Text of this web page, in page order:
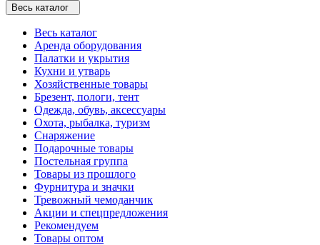
Весь каталог
Весь каталог
Аренда оборудования
Палатки и укрытия
Кухни и утварь
Хозяйственные товары
Брезент, пологи, тент
Одежда, обувь, аксессуары
Охота, рыбалка, туризм
Снаряжение
Подарочные товары
Постельная группа
Товары из прошлого
Фурнитура и значки
Тревожный чемоданчик
Акции и спецпредложения
Рекомендуем
Товары оптом